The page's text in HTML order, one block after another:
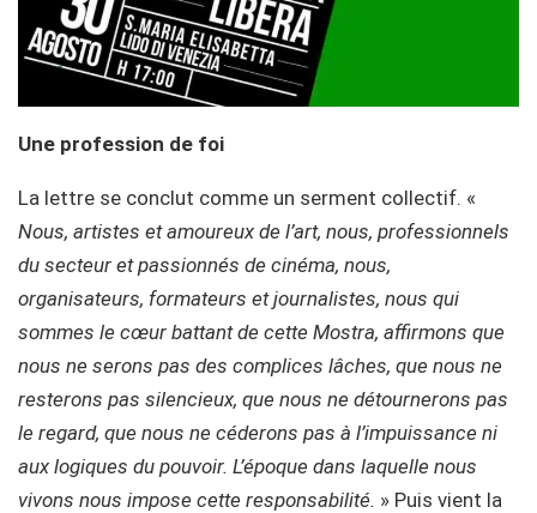
Une profession de foi
La lettre se conclut comme un serment collectif. «
Nous, artistes et amoureux de l’art, nous, professionnels
du secteur et passionnés de cinéma, nous,
organisateurs, formateurs et journalistes, nous qui
sommes le cœur battant de cette Mostra, affirmons que
nous ne serons pas des complices lâches, que nous ne
resterons pas silencieux, que nous ne détournerons pas
le regard, que nous ne céderons pas à l’impuissance ni
aux logiques du pouvoir. L’époque dans laquelle nous
vivons nous impose cette responsabilité. » Puis vient la